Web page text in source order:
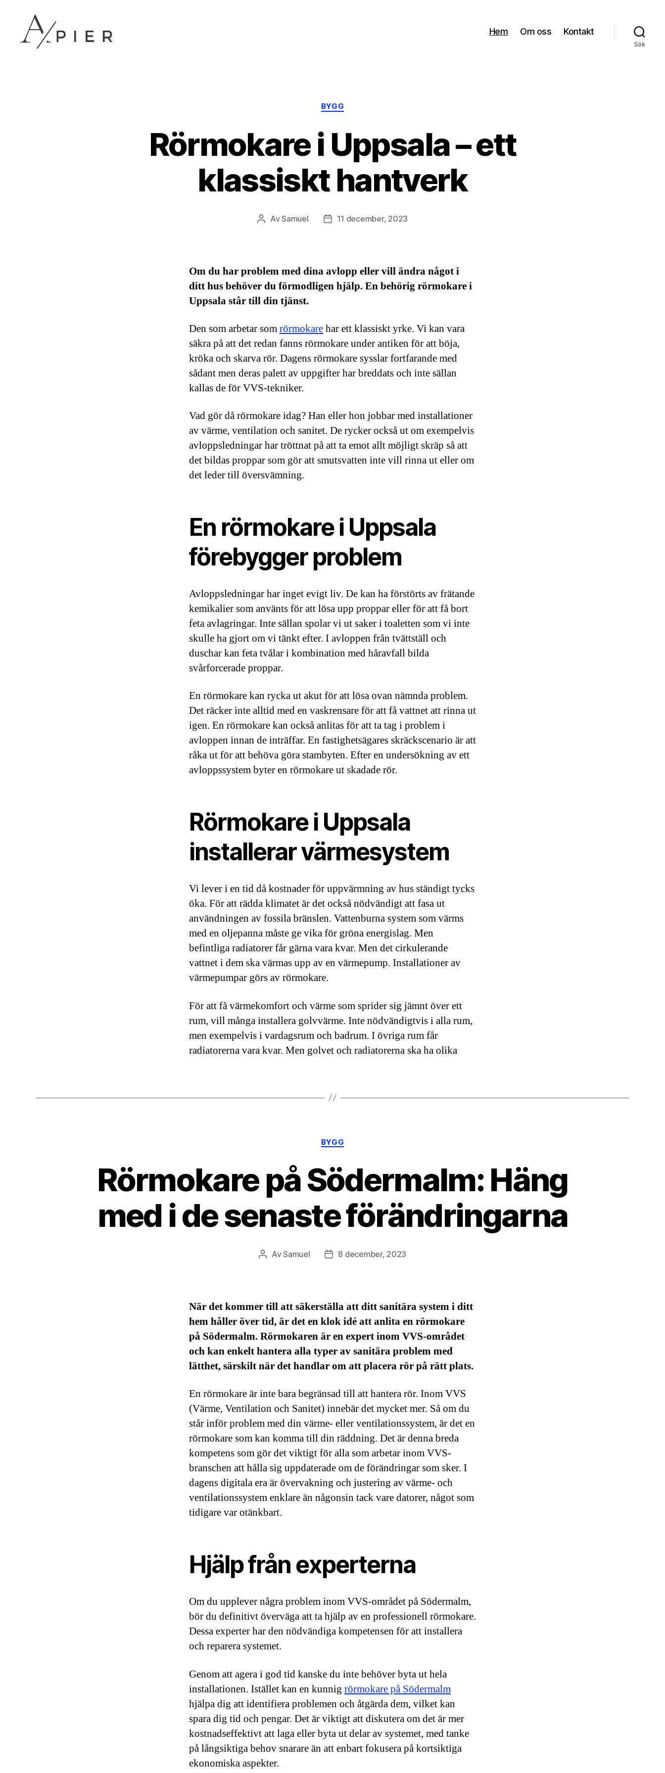
Hem Om oss Kontakt
Sök
Kategorier
BYGG
Rörmokare i Uppsala – ett
klassiskt hantverk
Inläggsförfattare
AvSamuel Inläggsdatum
11 december, 2023
Om du har problem med dina avlopp eller vill ändra något i
ditt hus behöver du förmodligen hjälp. En behörig rörmokare i
Uppsala står till din tjänst.
Den som arbetar somrörmokarehar ett klassiskt yrke. Vi kan vara
säkra på att det redan fanns rörmokare under antiken för att böja,
kröka och skarva rör. Dagens rörmokare sysslar fortfarande med
sådant men deras palett av uppgifter har breddats och inte sällan
kallas de för VVS-tekniker.
Vad gör då rörmokare idag? Han eller hon jobbar med installationer
av värme, ventilation och sanitet. De rycker också ut om exempelvis
avloppsledningar har tröttnat på att ta emot allt möjligt skräp så att
det bildas proppar som gör att smutsvatten inte vill rinna ut eller om
det leder till översvämning.
En rörmokare i Uppsala
förebygger problem
Avloppsledningar har inget evigt liv. De kan ha förstörts av frätande
kemikalier som använts för att lösa upp proppar eller för att få bort
feta avlagringar. Inte sällan spolar vi ut saker i toaletten som vi inte
skulle ha gjort om vi tänkt efter. I avloppen från tvättställ och
duschar kan feta tvålar i kombination med håravfall bilda
svårforcerade proppar.
En rörmokare kan rycka ut akut för att lösa ovan nämnda problem.
Det räcker inte alltid med en vaskrensare för att få vattnet att rinna ut
igen. En rörmokare kan också anlitas för att ta tag i problem i
avloppen innan de inträffar. En fastighetsägares skräckscenario är att
råka ut för att behöva göra stambyten. Efter en undersökning av ett
avloppssystem byter en rörmokare ut skadade rör.
Rörmokare i Uppsala
installerar värmesystem
Vi lever i en tid då kostnader för uppvärmning av hus ständigt tycks
öka. För att rädda klimatet är det också nödvändigt att fasa ut
användningen av fossila bränslen. Vattenburna system som värms
med en oljepanna måste ge vika för gröna energislag. Men
befintliga radiatorer får gärna vara kvar. Men det cirkulerande
vattnet i dem ska värmas upp av en värmepump. Installationer av
värmepumpar görs av rörmokare.
För att få värmekomfort och värme som sprider sig jämnt över ett
rum, vill många installera golvvärme. Inte nödvändigtvis i alla rum,
men exempelvis i vardagsrum och badrum. I övriga rum får
radiatorerna vara kvar. Men golvet och radiatorerna ska ha olika
Kategorier
BYGG
Rörmokare på Södermalm: Häng
med i de senaste förändringarna
Inläggsförfattare
AvSamuel Inläggsdatum
8 december, 2023
När det kommer till att säkerställa att ditt sanitära system i ditt
hem håller över tid, är det en klok idé att anlita en rörmokare
på Södermalm. Rörmokaren är en expert inom VVS-området
och kan enkelt hantera alla typer av sanitära problem med
lätthet, särskilt när det handlar om att placera rör på rätt plats.
En rörmokare är inte bara begränsad till att hantera rör. Inom VVS
(Värme, Ventilation och Sanitet) innebär det mycket mer. Så om du
står inför problem med din värme- eller ventilationssystem, är det en
rörmokare som kan komma till din räddning. Det är denna breda
kompetens som gör det viktigt för alla som arbetar inom VVS-
branschen att hålla sig uppdaterade om de förändringar som sker. I
dagens digitala era är övervakning och justering av värme- och
ventilationssystem enklare än någonsin tack vare datorer, något som
tidigare var otänkbart.
Hjälp från experterna
Om du upplever några problem inom VVS-området på Södermalm,
bör du definitivt överväga att ta hjälp av en professionell rörmokare.
Dessa experter har den nödvändiga kompetensen för att installera
och reparera systemet.
Genom att agera i god tid kanske du inte behöver byta ut hela
installationen. Istället kan en kunnig rörmokare på Södermalm
hjälpa dig att identifiera problemen och åtgärda dem, vilket kan
spara dig tid och pengar. Det är viktigt att diskutera om det är mer
kostnadseffektivt att laga eller byta ut delar av systemet, med tanke
på långsiktiga behov snarare än att enbart fokusera på kortsiktiga
ekonomiska aspekter.